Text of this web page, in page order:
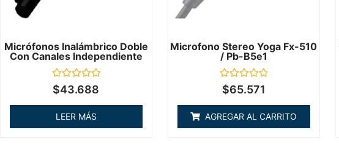
Micrófonos Inalámbrico Doble
Con Canales Independiente
Valorado
en
de
5
$43.688
LEER MÁS
Microfono Stereo Yoga Fx-510
/ Pb-B5e1
Valorado
en
de
5
$65.571
AGREGAR AL CARRITO